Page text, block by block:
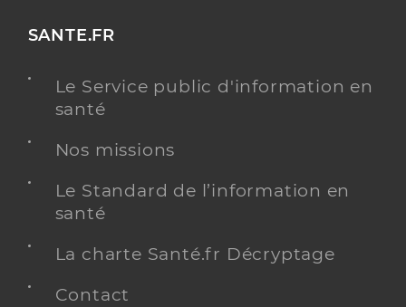
SANTE.FR
Le Service public d'information en
santé
Nos missions
Le Standard de l’information en
santé
La charte Santé.fr Décryptage
Contact